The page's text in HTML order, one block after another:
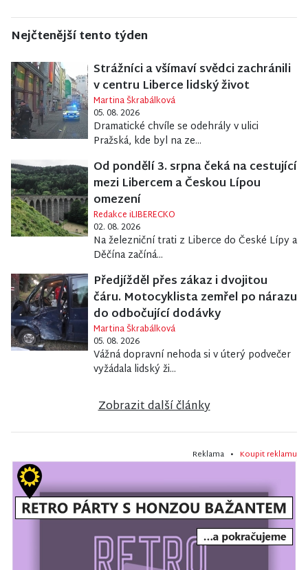
Nejčtenější tento týden
Strážníci a všímaví svědci zachránili
v centru Liberce lidský život
Martina Škrabálková
05. 08. 2026
Dramatické chvíle se odehrály v ulici
Pražská, kde byl na ze...
Od pondělí 3. srpna čeká na cestující
mezi Libercem a Českou Lípou
omezení
Redakce iLIBERECKO
02. 08. 2026
Na železniční trati z Liberce do České Lípy a
Děčína začíná...
Předjížděl přes zákaz i dvojitou
čáru. Motocyklista zemřel po nárazu
do odbočující dodávky
Martina Škrabálková
05. 08. 2026
Vážná dopravní nehoda si v úterý podvečer
vyžádala lidský ži...
Zobrazit další články
Reklama • Koupit reklamu